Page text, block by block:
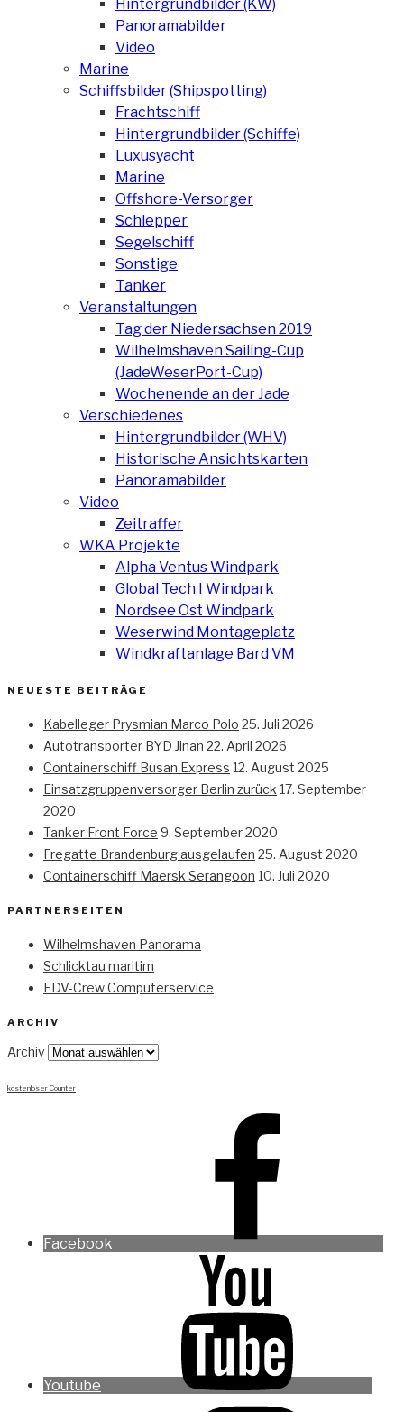
Hintergrundbilder (KW)
Panoramabilder
Video
Marine
Schiffsbilder (Shipspotting)
Frachtschiff
Hintergrundbilder (Schiffe)
Luxusyacht
Marine
Offshore-Versorger
Schlepper
Segelschiff
Sonstige
Tanker
Veranstaltungen
Tag der Niedersachsen 2019
Wilhelmshaven Sailing-Cup
(JadeWeserPort-Cup)
Wochenende an der Jade
Verschiedenes
Hintergrundbilder (WHV)
Historische Ansichtskarten
Panoramabilder
Video
Zeitraffer
WKA Projekte
Alpha Ventus Windpark
Global Tech I Windpark
Nordsee Ost Windpark
Weserwind Montageplatz
Windkraftanlage Bard VM
NEUESTE BEITRÄGE
Kabelleger Prysmian Marco Polo 25. Juli 2026
Autotransporter BYD Jinan 22. April 2026
Containerschiff Busan Express 12. August 2025
Einsatzgruppenversorger Berlin zurück 17. September
2020
Tanker Front Force 9. September 2020
Fregatte Brandenburg ausgelaufen 25. August 2020
Containerschiff Maersk Serangoon 10. Juli 2020
PARTNERSEITEN
Wilhelmshaven Panorama
Schlicktau maritim
EDV-Crew Computerservice
ARCHIV
Archiv
kostenloser Counter
Facebook
Youtube